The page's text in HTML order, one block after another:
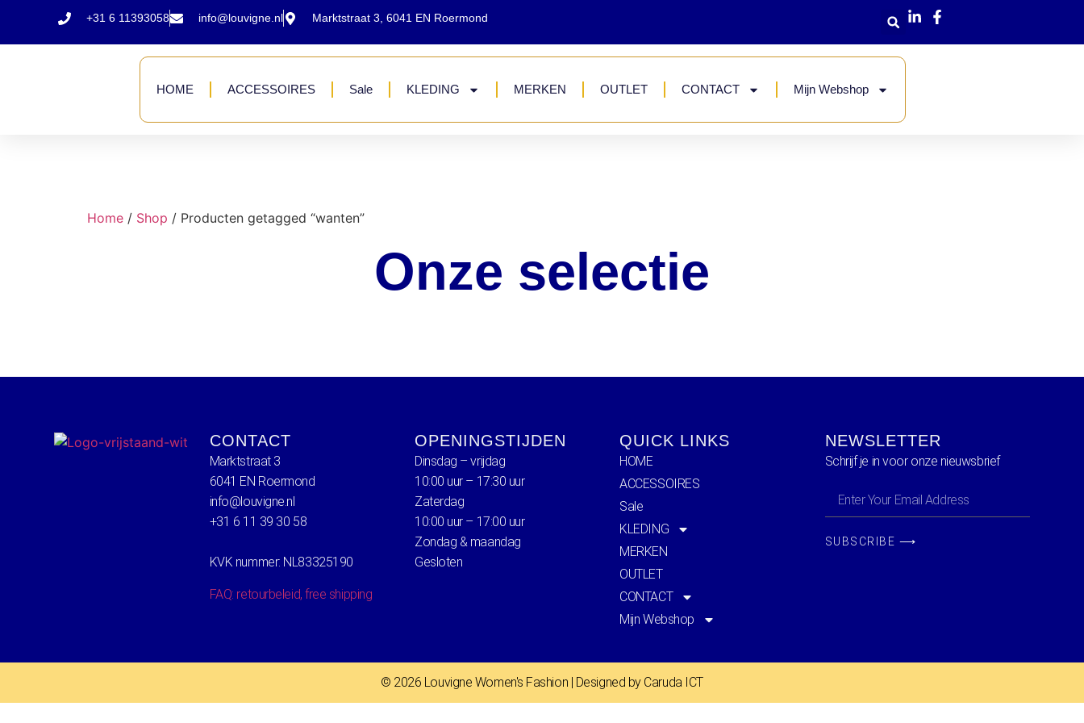
+31 6 11393058 info@louvigne.nl Marktstraat 3, 6041 EN Roermond
HOME ACCESSOIRES Sale KLEDING MERKEN OUTLET CONTACT Mijn Webshop
Home/ Shop / Producten getagged “wanten”
Onze selectie
CONTACT
Marktstraat 3
6041 EN Roermond
info@louvigne.nl
+31 6 11 39 30 58
KVK nummer: NL83325190
FAQ: retourbeleid, free shipping
OPENINGSTIJDEN
Dinsdag – vrijdag
10:00 uur – 17:30 uur
Zaterdag
10:00 uur – 17:00 uur
Zondag & maandag
Gesloten
QUICK LINKS
HOME
ACCESSOIRES
Sale
KLEDING
MERKEN
OUTLET
CONTACT
Mijn Webshop
NEWSLETTER
Schrijf je in voor onze nieuwsbrief
SUBSCRIBE ⟶
© 2026 Louvigne Women's Fashion | Designed by Caruda ICT